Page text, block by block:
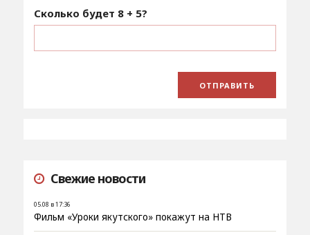
Сколько будет 8 + 5?
Свежие новости
05.08 в 17:36
Фильм «Уроки якутского» покажут на НТВ